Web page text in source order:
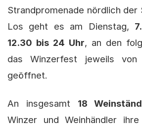
Strandpromenade nördlich der
Los geht es am Dienstag,
12.30 bis 24 Uhr, an den
das Winzerfest jeweils von
geöffnet.
An insgesamt 18
Winzer und Weinhändler